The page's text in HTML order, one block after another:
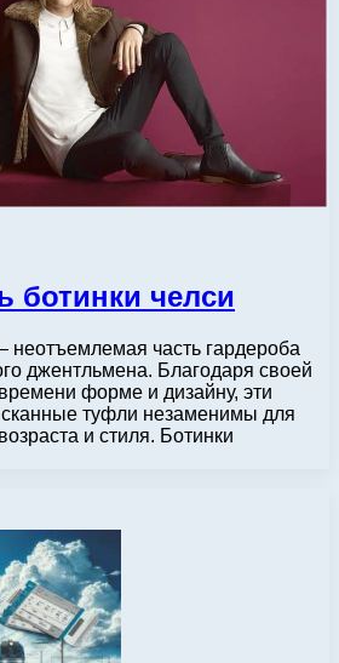
ботинки челси
неотъемлемая часть гардероба
джентльмена. Благодаря своей
форме и дизайну, эти
туфли незаменимы для
и стиля. Ботинки